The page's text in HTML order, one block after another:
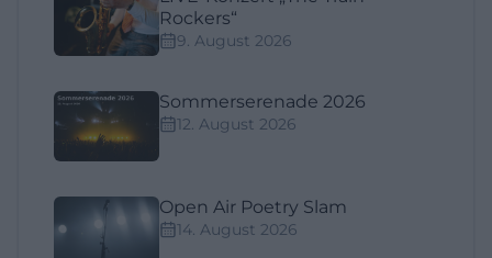
Rockers“
9. August 2026
Sommerserenade 2026
12. August 2026
Open Air Poetry Slam
14. August 2026